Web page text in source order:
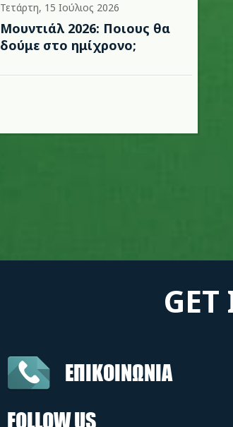
Τετάρτη, 15 Ιούλιος 2026
Μουντιάλ 2026: Ποιους θα
δούμε στο ημίχρονο;
ΕΠΙΚΟΙΝΩΝΙΑ
FOLLOW US